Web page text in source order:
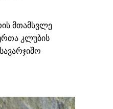
მთამსვლე
კლუბის